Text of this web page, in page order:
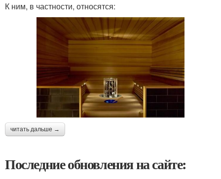
К ним, в частности, относятся:
читать дальше →
Последние обновления на сайте: